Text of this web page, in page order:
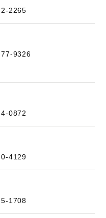
2265
9326
0872
4129
1708